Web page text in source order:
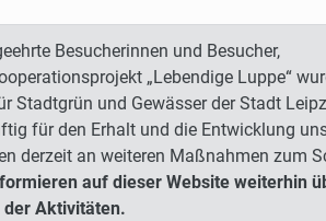
Besucherinnen und Besucher,
„Lebendige Luppe“
Stadtgrün und Gewässer der Stadt
für den Erhalt und die Entwicklung
derzeit an weiteren Maßnahmen zum
auf dieser Website weiterhin
der Aktivitäten.